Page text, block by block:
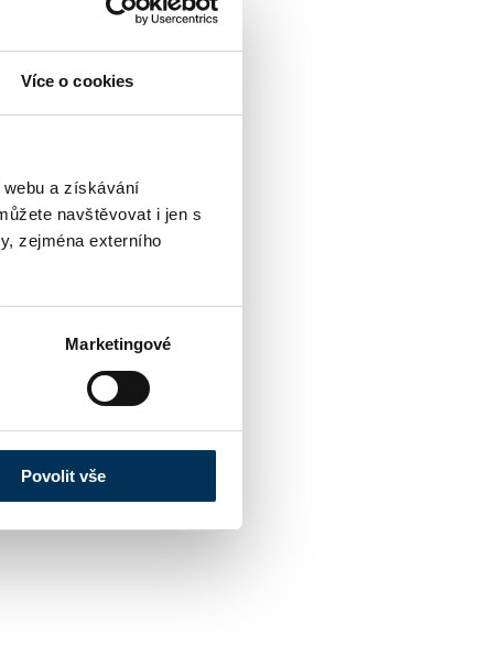
Více o cookies
a získávání
navštěvovat i jen s
zejména externího
Marketingové
Povolit vše